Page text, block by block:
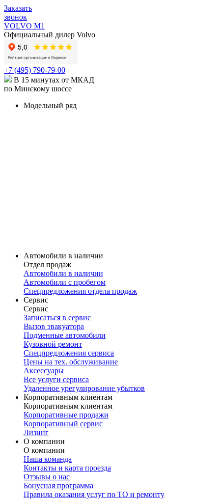
Заказать
звонок
VOLVO M1
Официальный дилер Volvo
+7 (495) 790-79-00
В 15 минутах от МКАД
по Минскому шоссе
Модельный ряд
Автомобили в наличии
Отдел продаж
Автомобили в наличии
Автомобили с пробегом
Спецпредложения отдела продаж
Сервис
Сервис
Записаться в сервис
Вызов эвакуатора
Подменные автомобили
Кузовной ремонт
Спецпредложения сервиса
Цены на тех. обслуживание
Аксессуары
Все услуги сервиса
Удаленное урегулирование убытков
Корпоративным клиентам
Корпоративным клиентам
Корпоративные продажи
Корпоративный сервис
Лизинг
О компании
О компании
Наша команда
Контакты и карта проезда
Отзывы о нас
Бонусная программа
Правила оказания услуг по ТО и ремонту